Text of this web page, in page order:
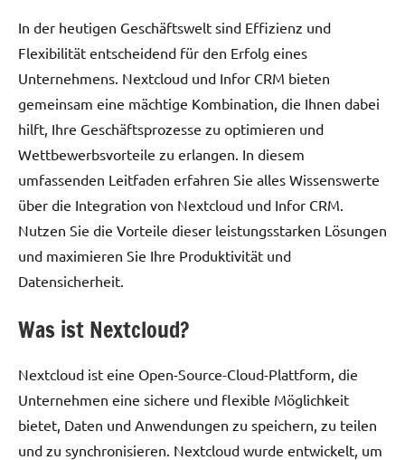
In der heutigen Geschäftswelt sind Effizienz und
Flexibilität entscheidend für den Erfolg eines
Unternehmens. Nextcloud und Infor CRM bieten
gemeinsam eine mächtige Kombination, die Ihnen dabei
hilft, Ihre Geschäftsprozesse zu optimieren und
Wettbewerbsvorteile zu erlangen. In diesem
umfassenden Leitfaden erfahren Sie alles Wissenswerte
über die Integration von Nextcloud und Infor CRM.
Nutzen Sie die Vorteile dieser leistungsstarken Lösungen
und maximieren Sie Ihre Produktivität und
Datensicherheit.
Was ist Nextcloud?
Nextcloud ist eine Open-Source-Cloud-Plattform, die
Unternehmen eine sichere und flexible Möglichkeit
bietet, Daten und Anwendungen zu speichern, zu teilen
und zu synchronisieren. Nextcloud wurde entwickelt, um